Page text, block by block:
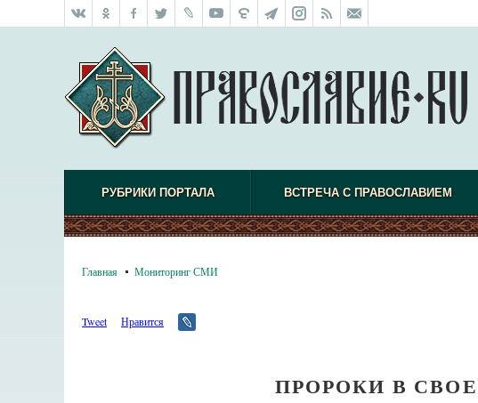
РУБРИКИ ПОРТАЛА ВСТРЕЧА С ПРАВОСЛАВИЕМ
Главная Мониторинг СМИ
Tweet Нравится
ПРОРОКИ В